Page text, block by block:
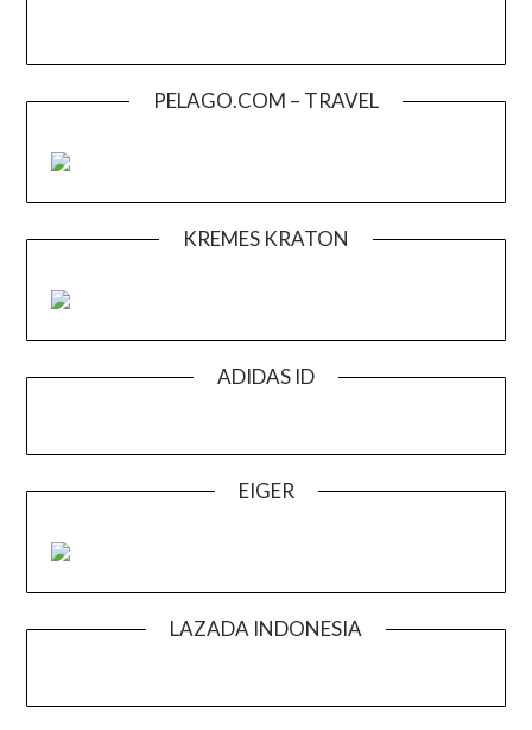
PELAGO.COM – TRAVEL
KREMES KRATON
ADIDAS ID
EIGER
LAZADA INDONESIA